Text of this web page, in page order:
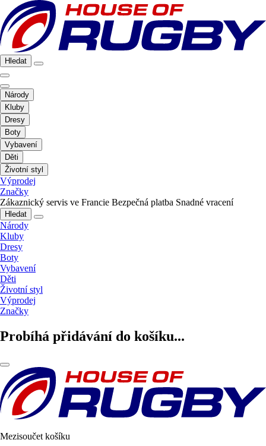
Hledat
Národy
Kluby
Dresy
Boty
Vybavení
Děti
Životní styl
Výprodej
Značky
Zákaznický servis ve Francie Bezpečná platba Snadné vracení
Hledat
Národy
Kluby
Dresy
Boty
Vybavení
Děti
Životní styl
Výprodej
Značky
Probíhá přidávání do košíku...
Mezisoučet košíku